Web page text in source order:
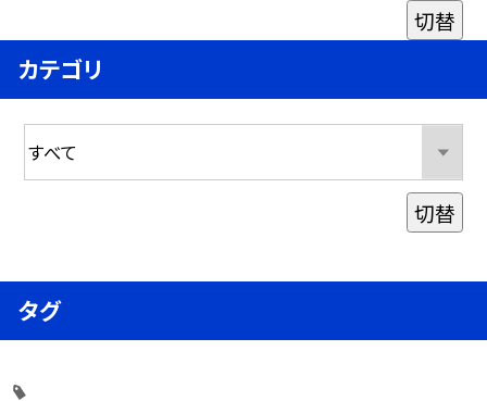
切替
カテゴリ
切替
タグ